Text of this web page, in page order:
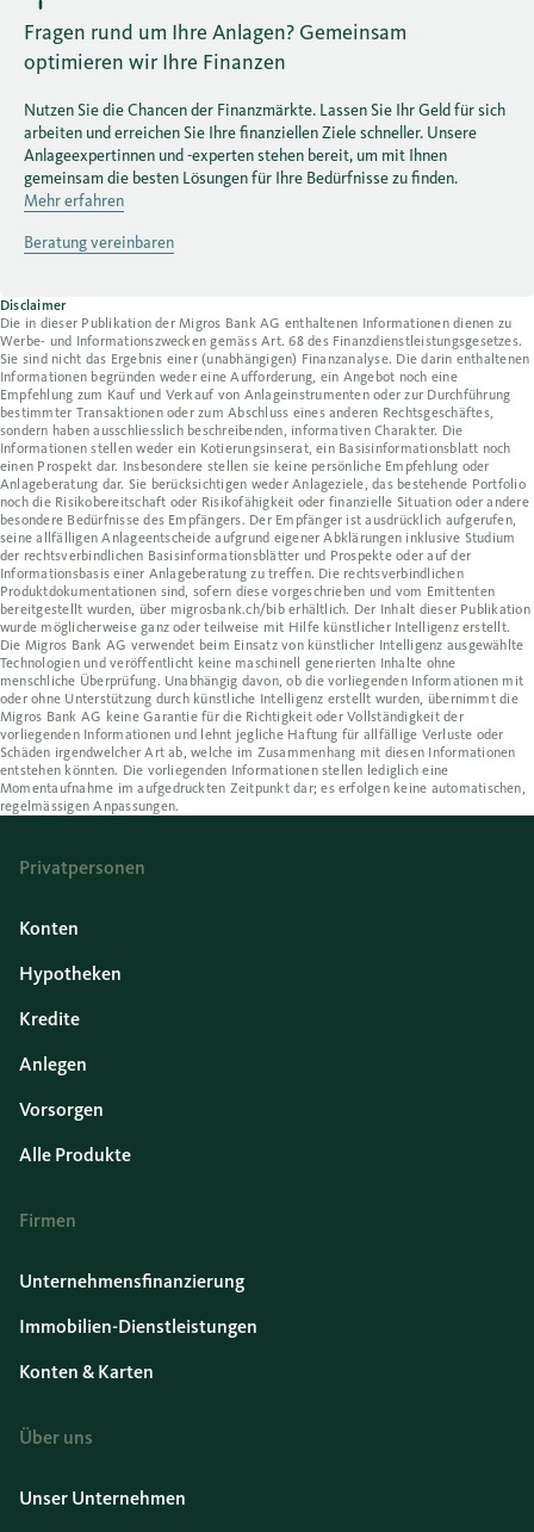
Fragen rund um Ihre Anlagen? Gemeinsam
optimieren wir Ihre Finanzen
Nutzen Sie die Chancen der Finanzmärkte. Lassen Sie Ihr Geld für sich
arbeiten und erreichen Sie Ihre finanziellen Ziele schneller. Unsere
Anlageexpertinnen und -experten stehen bereit, um mit Ihnen
gemeinsam die besten Lösungen für Ihre Bedürfnisse zu finden.
Mehr erfahren
Beratung vereinbaren
Disclaimer
Die in dieser Publikation der Migros Bank AG enthaltenen Informationen dienen zu
Werbe- und Informationszwecken gemäss Art. 68 des Finanzdienstleistungsgesetzes.
Sie sind nicht das Ergebnis einer (unabhängigen) Finanzanalyse. Die darin enthaltenen
Informationen begründen weder eine Aufforderung, ein Angebot noch eine
Empfehlung zum Kauf und Verkauf von Anlageinstrumenten oder zur Durchführung
bestimmter Transaktionen oder zum Abschluss eines anderen Rechtsgeschäftes,
sondern haben ausschliesslich beschreibenden, informativen Charakter. Die
Informationen stellen weder ein Kotierungsinserat, ein Basisinformationsblatt noch
einen Prospekt dar. Insbesondere stellen sie keine persönliche Empfehlung oder
Anlageberatung dar. Sie berücksichtigen weder Anlageziele, das bestehende Portfolio
noch die Risikobereitschaft oder Risikofähigkeit oder finanzielle Situation oder andere
besondere Bedürfnisse des Empfängers. Der Empfänger ist ausdrücklich aufgerufen,
seine allfälligen Anlageentscheide aufgrund eigener Abklärungen inklusive Studium
der rechtsverbindlichen Basisinformationsblätter und Prospekte oder auf der
Informationsbasis einer Anlageberatung zu treffen. Die rechtsverbindlichen
Produktdokumentationen sind, sofern diese vorgeschrieben und vom Emittenten
bereitgestellt wurden, über migrosbank.ch/bib erhältlich. Der Inhalt dieser Publikation
wurde möglicherweise ganz oder teilweise mit Hilfe künstlicher Intelligenz erstellt.
Die Migros Bank AG verwendet beim Einsatz von künstlicher Intelligenz ausgewählte
Technologien und veröffentlicht keine maschinell generierten Inhalte ohne
menschliche Überprüfung. Unabhängig davon, ob die vorliegenden Informationen mit
oder ohne Unterstützung durch künstliche Intelligenz erstellt wurden, übernimmt die
Migros Bank AG keine Garantie für die Richtigkeit oder Vollständigkeit der
vorliegenden Informationen und lehnt jegliche Haftung für allfällige Verluste oder
Schäden irgendwelcher Art ab, welche im Zusammenhang mit diesen Informationen
entstehen könnten. Die vorliegenden Informationen stellen lediglich eine
Momentaufnahme im aufgedruckten Zeitpunkt dar; es erfolgen keine automatischen,
regelmässigen Anpassungen.
Privatpersonen
Konten
Hypotheken
Kredite
Anlegen
Vorsorgen
Alle Produkte
Firmen
Unternehmensfinanzierung
Immobilien-Dienstleistungen
Konten & Karten
Über uns
Unser Unternehmen